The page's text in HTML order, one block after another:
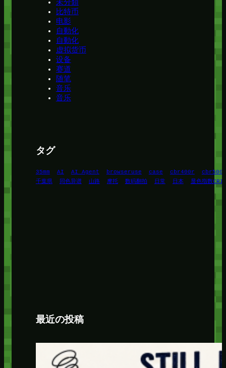
未分類
比特币
电影
自動化
自動化
虚拟货币
设备
赛道
随笔
音乐
音乐
タグ
35mm AI AI Agent browseruse case cbr400r
cbr500r
千葉県
同色异谱 山路 摩托 数码翻拍 日常 日本 显色指数CRI
最近の投稿